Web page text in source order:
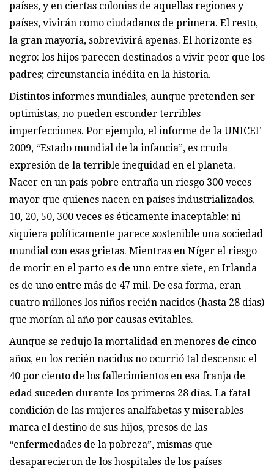
países, y en ciertas colonias de aquellas regiones y
países, vivirán como ciudadanos de primera. El resto,
la gran mayoría, sobrevivirá apenas. El horizonte es
negro: los hijos parecen destinados a vivir peor que los
padres; circunstancia inédita en la historia.
Distintos informes mundiales, aunque pretenden ser
optimistas, no pueden esconder terribles
imperfecciones. Por ejemplo, el informe de la UNICEF
2009, “Estado mundial de la infancia”, es cruda
expresión de la terrible inequidad en el planeta.
Nacer en un país pobre entraña un riesgo 300 veces
mayor que quienes nacen en países industrializados.
10, 20, 50, 300 veces es éticamente inaceptable; ni
siquiera políticamente parece sostenible una sociedad
mundial con esas grietas. Mientras en Níger el riesgo
de morir en el parto es de uno entre siete, en Irlanda
es de uno entre más de 47 mil. De esa forma, eran
cuatro millones los niños recién nacidos (hasta 28 días)
que morían al año por causas evitables.
Aunque se redujo la mortalidad en menores de cinco
años, en los recién nacidos no ocurrió tal descenso: el
40 por ciento de los fallecimientos en esa franja de
edad suceden durante los primeros 28 días. La fatal
condición de las mujeres analfabetas y miserables
marca el destino de sus hijos, presos de las
“enfermedades de la pobreza”, mismas que
desaparecieron de los hospitales de los países